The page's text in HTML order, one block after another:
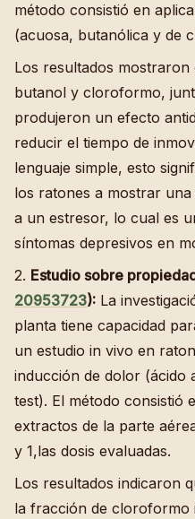
método consistió en
(acuosa, butanólica y de
Los resultados
butanol y cloroformo,
produjeron un efecto
reducir el tiempo de
lenguaje simple, esto
los ratones a mostrar
a un estresor, lo cual es
síntomas depresivos en
2. Estudio sobre
20953723): La
planta tiene capacidad
un estudio in vivo en
inducción de dolor (ácido
test). El método consistió
extractos de la parte
y 1,las dosis evaluadas.
Los resultados indicaron
la fracción de cloroformo